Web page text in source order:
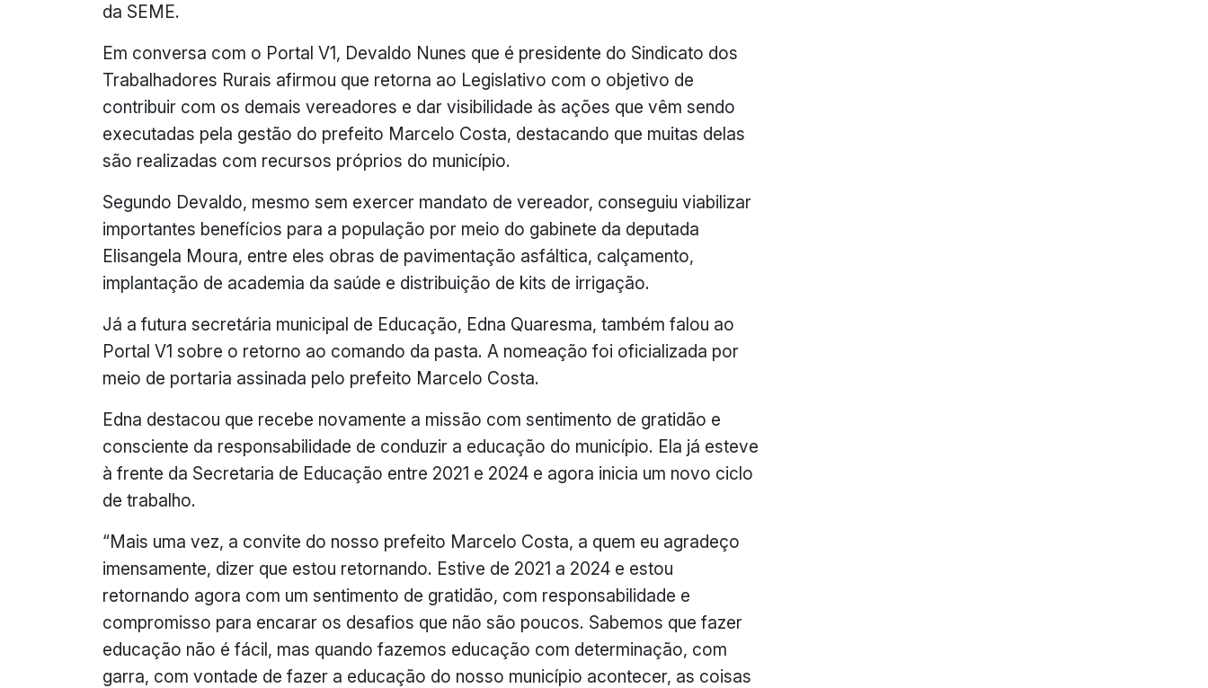
da SEME.
Em conversa com o Portal V1, Devaldo Nunes que é presidente do Sindicato dos
Trabalhadores Rurais afirmou que retorna ao Legislativo com o objetivo de
contribuir com os demais vereadores e dar visibilidade às ações que vêm sendo
executadas pela gestão do prefeito Marcelo Costa, destacando que muitas delas
são realizadas com recursos próprios do município.
Segundo Devaldo, mesmo sem exercer mandato de vereador, conseguiu viabilizar
importantes benefícios para a população por meio do gabinete da deputada
Elisangela Moura, entre eles obras de pavimentação asfáltica, calçamento,
implantação de academia da saúde e distribuição de kits de irrigação.
Já a futura secretária municipal de Educação, Edna Quaresma, também falou ao
Portal V1 sobre o retorno ao comando da pasta. A nomeação foi oficializada por
meio de portaria assinada pelo prefeito Marcelo Costa.
Edna destacou que recebe novamente a missão com sentimento de gratidão e
consciente da responsabilidade de conduzir a educação do município. Ela já esteve
à frente da Secretaria de Educação entre 2021 e 2024 e agora inicia um novo ciclo
de trabalho.
“Mais uma vez, a convite do nosso prefeito Marcelo Costa, a quem eu agradeço
imensamente, dizer que estou retornando. Estive de 2021 a 2024 e estou
retornando agora com um sentimento de gratidão, com responsabilidade e
compromisso para encarar os desafios que não são poucos. Sabemos que fazer
educação não é fácil, mas quando fazemos educação com determinação, com
garra, com vontade de fazer a educação do nosso município acontecer, as coisas